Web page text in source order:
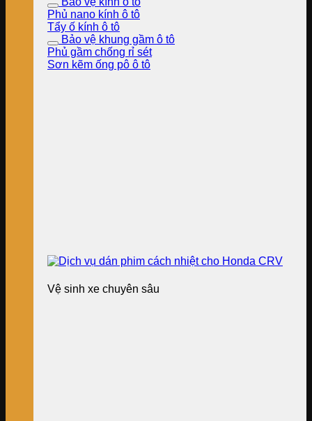
Phủ nano kính ô tô
Tẩy ố kính ô tô
Bảo vệ khung gầm ô tô
Phủ gầm chống rỉ sét
Sơn kẽm ống pô ô tô
Vệ sinh xe chuyên sâu